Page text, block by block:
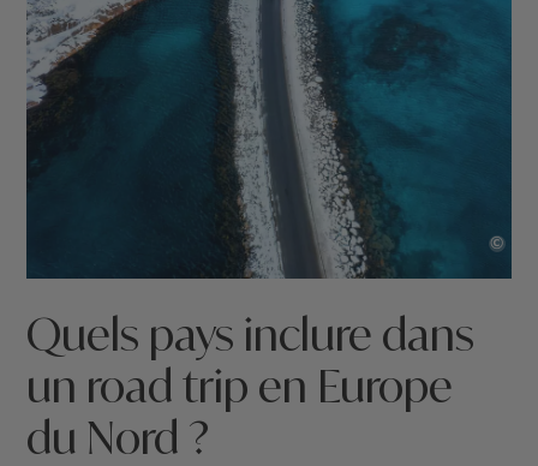
©
Quels pays inclure dans
un road trip en Europe
du Nord ?